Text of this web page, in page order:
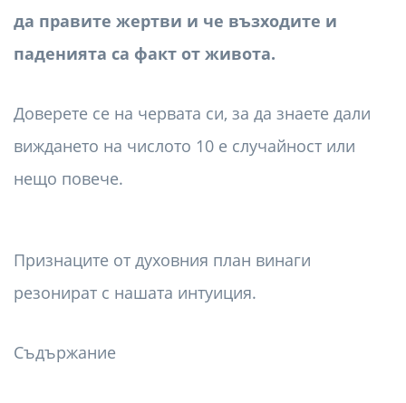
да правите жертви и че възходите и
паденията са факт от живота.
Доверете се на червата си, за да знаете дали
виждането на числото 10 е случайност или
нещо повече.
Признаците от духовния план винаги
резонират с нашата интуиция.
Съдържание